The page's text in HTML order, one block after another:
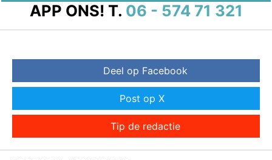
APP ONS! T. 06 - 574 71 321
Deel op Facebook
Post op X
Tip de redactie